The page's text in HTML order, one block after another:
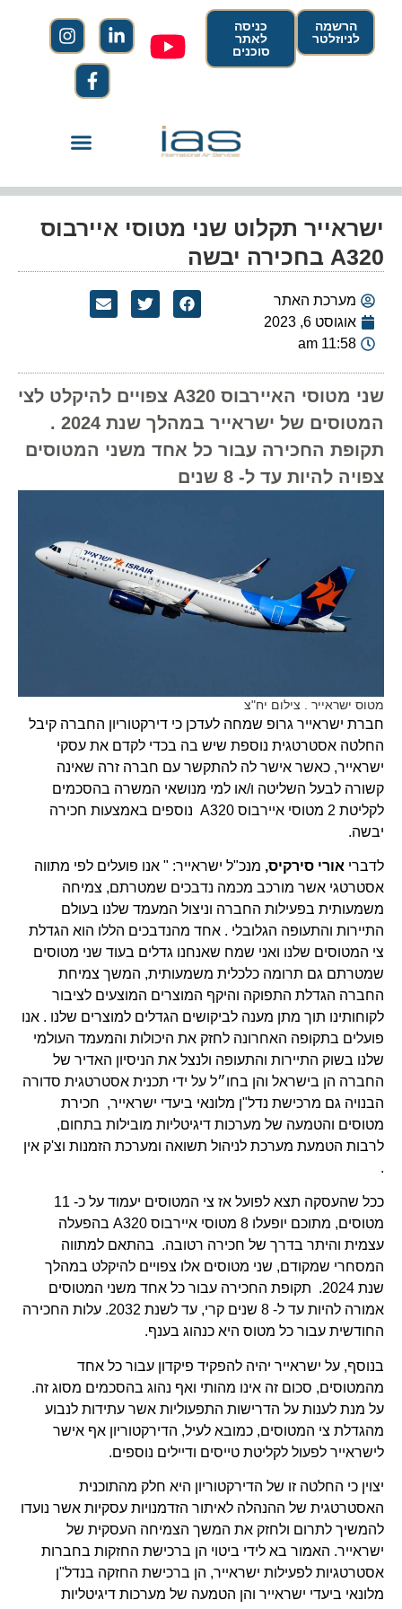
הרשמה
לניוזלטר
כניסה
לאתר
סוכנים
ישראייר תקלוט שני מטוסי איירבוס
A320 בחכירה יבשה
מערכת האתר
אוגוסט 6, 2023
11:58 am
שני מטוסי האיירבוס A320 צפויים להיקלט לצי
המטוסים של ישראייר במהלך שנת 2024 .
תקופת החכירה עבור כל אחד משני המטוסים
צפויה להיות עד ל- 8 שנים
מטוס ישראייר . צילום יח"צ
חברת ישראייר גרופ שמחה לעדכן כי דירקטוריון החברה קיבל
החלטה אסטרטגית נוספת שיש בה בכדי לקדם את עסקי
ישראייר, כאשר אישר לה להתקשר עם חברה זרה שאינה
קשורה לבעל השליטה ו/או למי מנושאי המשרה בהסכמים
לקליטת 2 מטוסי איירבוס A320 נוספים באמצעות חכירה
יבשה.
לדברי אורי סירקיס, מנכ"ל ישראייר: " אנו פועלים לפי מתווה
אסטרטגי אשר מורכב מכמה נדבכים שמטרתם, צמיחה
משמעותית בפעילות החברה וניצול המעמד שלנו בעולם
התיירות והתעופה הגלובלי . אחד מהנדבכים הללו הוא הגדלת
צי המטוסים שלנו ואני שמח שאנחנו גדלים בעוד שני מטוסים
שמטרתם גם תרומה כלכלית משמעותית, המשך צמיחת
החברה הגדלת התפוקה והיקף המוצרים המוצעים לציבור
לקוחותינו תוך מתן מענה לביקושים הגדלים למוצרים שלנו . אנו
פועלים בתקופה האחרונה לחזק את היכולות והמעמד העולמי
שלנו בשוק התיירות והתעופה ולנצל את הניסיון האדיר של
החברה הן בישראל והן בחו״ל על ידי תכנית אסטרטגית סדורה
הבנויה גם מרכישת נדל"ן מלונאי ביעדי ישראייר, חכירת
מטוסים והטמעה של מערכות דיגיטליות מובילות בתחום,
לרבות הטמעת מערכת לניהול תשואה ומערכת הזמנות וצ'ק אין
.
ככל שהעסקה תצא לפועל אז צי המטוסים יעמוד על כ- 11
מטוסים, מתוכם יופעלו 8 מטוסי איירבוס A320 בהפעלה
עצמית והיתר בדרך של חכירה רטובה. בהתאם למתווה
המסחרי שמקודם, שני מטוסים אלו צפויים להיקלט במהלך
שנת 2024. תקופת החכירה עבור כל אחד משני המטוסים
אמורה להיות עד ל- 8 שנים קרי, עד לשנת 2032. עלות החכירה
החודשית עבור כל מטוס היא כנהוג בענף.
בנוסף, על ישראייר יהיה להפקיד פיקדון עבור כל אחד
מהמטוסים, סכום זה אינו מהותי ואף נהוג בהסכמים מסוג זה.
על מנת לענות על הדרישות התפעוליות אשר עתידות לנבוע
מהגדלת צי המטוסים, כמובא לעיל, הדירקטוריון אף אישר
לישראייר לפעול לקליטת טייסים ודיילים נוספים.
יצוין כי החלטה זו של הדירקטוריון היא חלק מהתוכנית
האסטרטגית של ההנהלה לאיתור הזדמנויות עסקיות אשר נועדו
להמשיך לתרום ולחזק את המשך הצמיחה העסקית של
ישראייר. האמור בא לידי ביטוי הן ברכישת החזקות בחברות
אסטרטגיות לפעילות ישראייר, הן ברכישת החזקה בנדל"ן
מלונאי ביעדי ישראייר והן הטמעה של מערכות דיגיטליות